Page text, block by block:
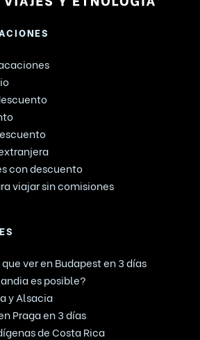
con descuento
viajar sin comisiones
ver en Budapest en 3 días
es posible?
y Alsacia
Praga en 3 días
de Costa Rica